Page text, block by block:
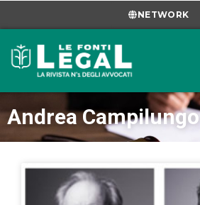
NETWORK
Andrea Campilungo